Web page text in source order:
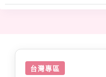
台灣專區